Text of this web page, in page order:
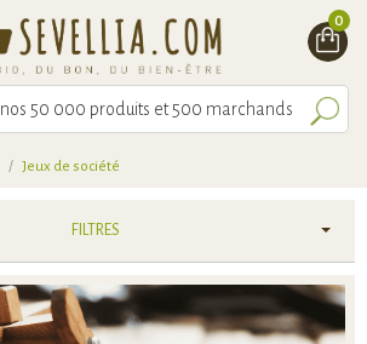
0
/ Jeux de société
FILTRES